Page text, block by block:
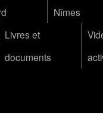
Nîmes
Livres et
documents